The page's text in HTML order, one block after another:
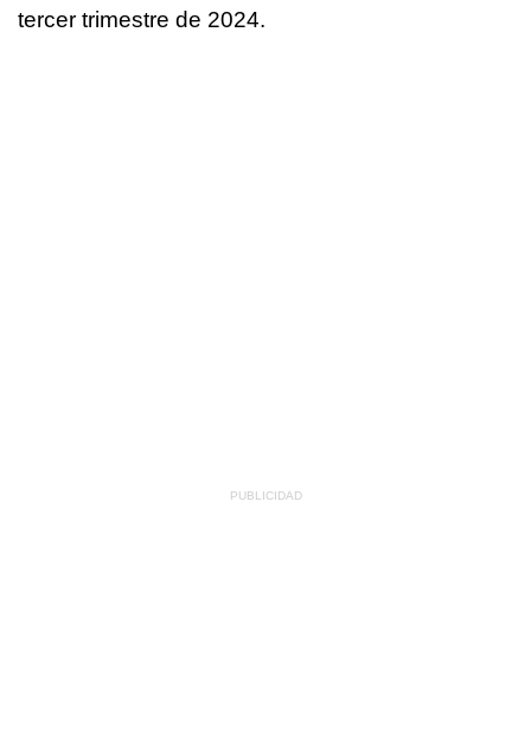
tercer trimestre de 2024.